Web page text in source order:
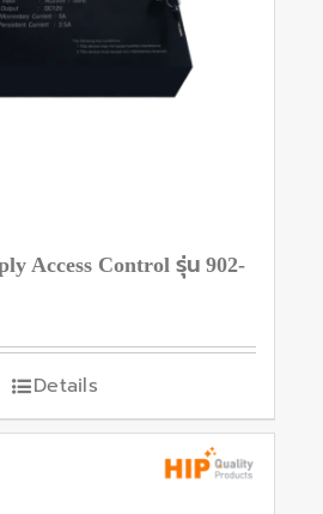
Access Control รุ่น 902-
Details